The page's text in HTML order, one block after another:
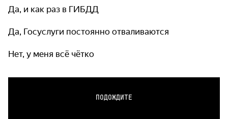
Да, и как раз в ГИБДД
Да, Госуслуги постоянно отваливаются
Нет, у меня всё чётко
ПОДОЖДИТЕ